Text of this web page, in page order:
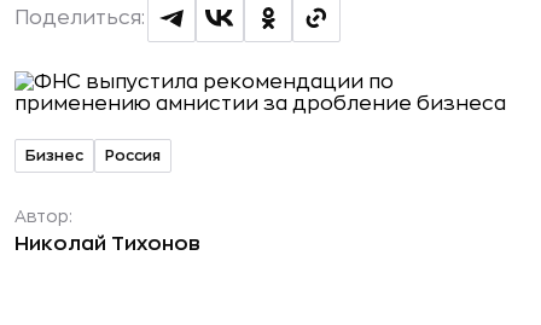
Поделиться:
Бизнес Россия
Автор:
Николай Тихонов